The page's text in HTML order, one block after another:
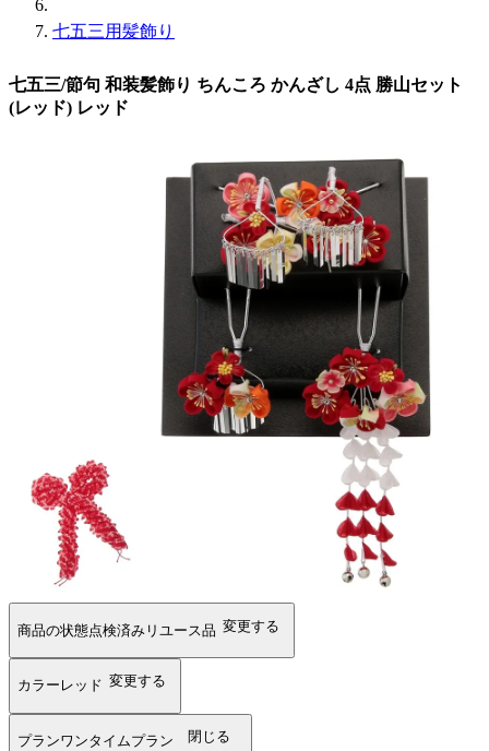
七五三用髪飾り
七五三/節句 和装髪飾り ちんころ かんざし 4点 勝山セット
(レッド) レッド
商品の状態点検済みリユース品 変更する
カラー レッド 変更する
プランワンタイムプラン 閉じる